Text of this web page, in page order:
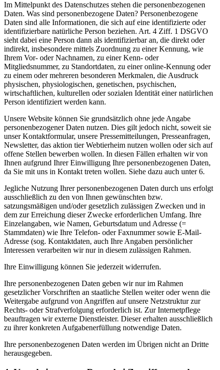
Im Mittelpunkt des Datenschutzes stehen die personenbezogenen
Daten. Was sind personenbezogene Daten? Personenbezogene
Daten sind alle Informationen, die sich auf eine identifizierte oder
identifizierbare natürliche Person beziehen. Art. 4 Ziff. 1 DSGVO
sieht dabei eine Person dann als identifizierbar an, die direkt oder
indirekt, insbesondere mittels Zuordnung zu einer Kennung, wie
Ihrem Vor- oder Nachnamen, zu einer Kenn- oder
Mitgliedsnummer, zu Standortdaten, zu einer online-Kennung oder
zu einem oder mehreren besonderen Merkmalen, die Ausdruck
physischen, physiologischen, genetischen, psychischen,
wirtschaftlichen, kulturellen oder sozialen Identität einer natürlichen
Person identifiziert werden kann.
Unsere Website können Sie grundsätzlich ohne jede Angabe
personenbezogener Daten nutzen. Dies gilt jedoch nicht, soweit sie
unser Kontaktformular, unsere Pressemitteilungen, Presseanfragen,
Newsletter, das aktion tier Webtierheim nutzen wollen oder sich auf
offene Stellen bewerben wollen. In diesen Fällen erhalten wir von
Ihnen aufgrund Ihrer Einwilligung Ihre personenbezogenen Daten,
da Sie mit uns in Kontakt treten wollen. Siehe dazu auch unter 6.
Jegliche Nutzung Ihrer personenbezogenen Daten durch uns erfolgt
ausschließlich zu den von Ihnen gewünschten bzw.
satzungsmäßigen und/oder gesetzlich zulässigen Zwecken und in
dem zur Erreichung dieser Zwecke erforderlichen Umfang. Ihre
Einzelangaben, wie Namen, Geburtsdatum und Adresse (=
Stammdaten) wie Ihre Telefon- oder Faxnummer sowie E-Mail-
Adresse (sog. Kontaktdaten, auch Ihre Angaben persönlicher
Interessen verarbeiten wir nur in diesem zulässigen Rahmen.
Ihre Einwilligung können Sie jederzeit widerrufen.
Ihre personenbezogenen Daten geben wir nur im Rahmen
gesetzlicher Vorschriften an staatliche Stellen weiter oder wenn die
Weitergabe aufgrund von Angriffen auf unsere Netzstruktur zur
Rechts- oder Strafverfolgung erforderlich ist. Zur Internetpflege
beauftragen wir externe Dienstleister. Dieser erhalten ausschließlich
zu ihrer konkreten Aufgabenerfüllung notwendige Daten.
Ihre personenbezogenen Daten werden im Übrigen nicht an Dritte
herausgegeben.